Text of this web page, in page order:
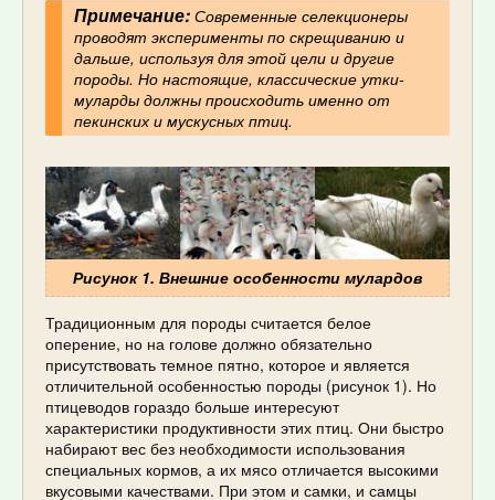
Примечание:Современные селекционеры
проводят эксперименты по скрещиванию и
дальше, используя для этой цели и другие
породы. Но настоящие, классические утки-
муларды должны происходить именно от
пекинских и мускусных птиц.
Рисунок 1. Внешние особенности мулардов
Традиционным для породы считается белое
оперение, но на голове должно обязательно
присутствовать темное пятно, которое и является
отличительной особенностью породы (рисунок 1). Но
птицеводов гораздо больше интересуют
характеристики продуктивности этих птиц. Они быстро
набирают вес без необходимости использования
специальных кормов, а их мясо отличается высокими
вкусовыми качествами. При этом и самки, и самцы